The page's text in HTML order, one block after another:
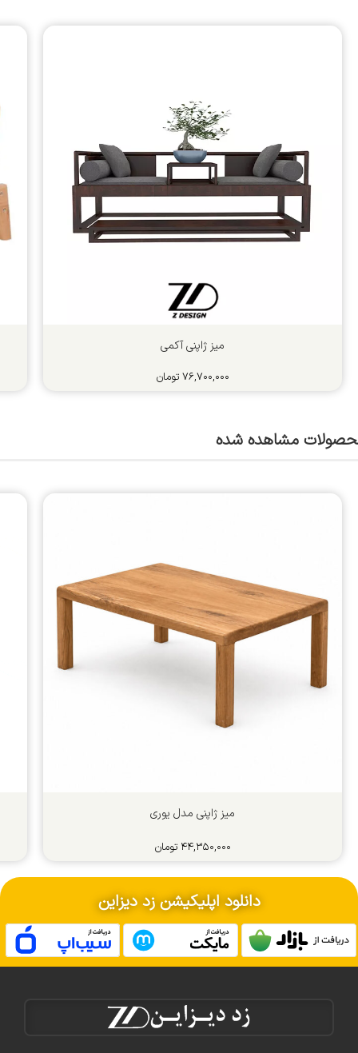
میز ژاپنی آكمی
۷۶,۷۰۰,۰۰۰ تومان
مشاهده شده
میز ژاپنی مدل یوری
۴۴,۳۵۰,۰۰۰ تومان
دانلود اپلیکیشن زد دیزاین